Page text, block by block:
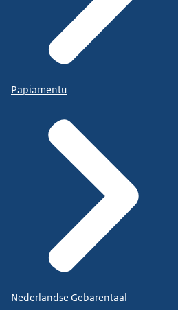
Papiamentu
Nederlandse Gebarentaal